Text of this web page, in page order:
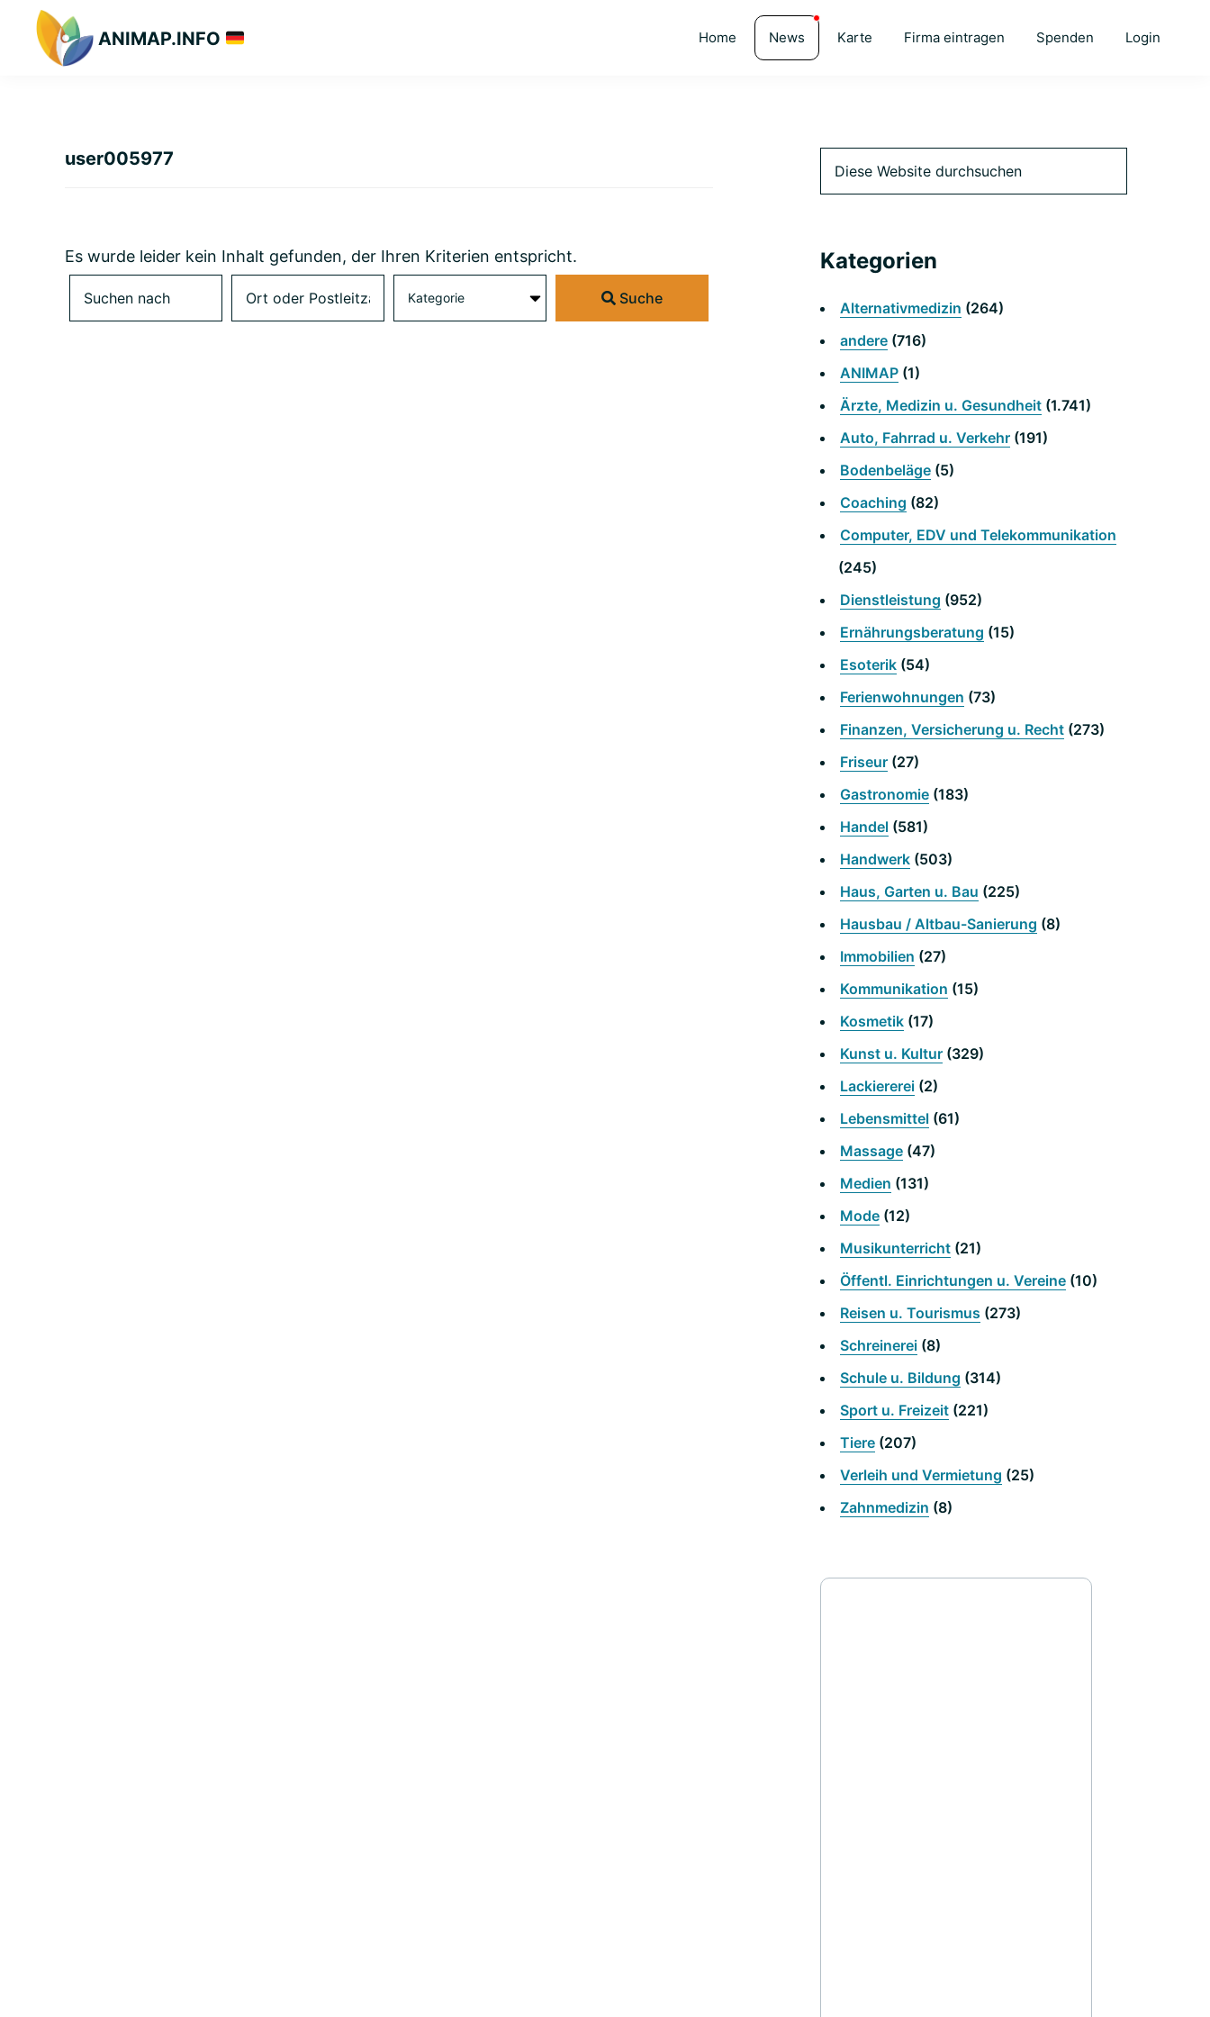
Hauptnavigation
springen
Hauptinhalt
springen
primären
Seitenleiste
ANIMAP.INFO
Das
Home News Karte Firma eintragen Spenden Login
user005977
Es wurde leider kein Inhalt gefunden, der Ihren Kriterien entspricht.
Suche
Primäre
Website
Kategorien
Alternativmedizin (264)
andere (716)
ANIMAP (1)
Ärzte, Medizin u. Gesundheit (1.741)
Auto, Fahrrad u. Verkehr (191)
Bodenbeläge (5)
Coaching (82)
Computer, EDV und Telekommunikation
(245)
Dienstleistung (952)
Ernährungsberatung (15)
Esoterik (54)
Ferienwohnungen (73)
Finanzen, Versicherung u. Recht (273)
Friseur (27)
Gastronomie (183)
Handel (581)
Handwerk (503)
Haus, Garten u. Bau (225)
Hausbau / Altbau-Sanierung (8)
Immobilien (27)
Kommunikation (15)
Kosmetik (17)
Kunst u. Kultur (329)
Lackiererei (2)
Lebensmittel (61)
Massage (47)
Medien (131)
Mode (12)
Musikunterricht (21)
Öffentl. Einrichtungen u. Vereine (10)
Reisen u. Tourismus (273)
Schreinerei (8)
Schule u. Bildung (314)
Sport u. Freizeit (221)
Tiere (207)
Verleih und Vermietung (25)
Zahnmedizin (8)